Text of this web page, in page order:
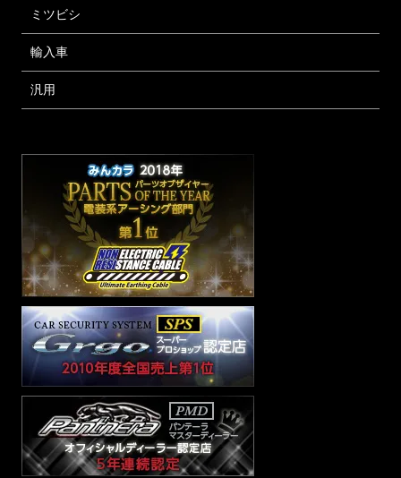
ミツビシ
輸入車
汎用